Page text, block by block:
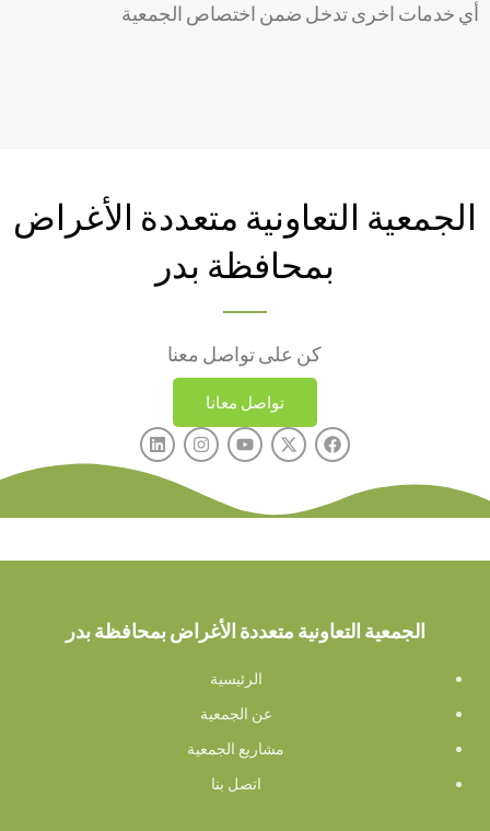
أي خدمات اخرى تدخل ضمن اختصاص الجمعية
الجمعية التعاونية متعددة الأغراض
بمحافظة بدر
كن على تواصل معنا
تواصل معانا
الجمعية التعاونية متعددة الأغراض بمحافظة بدر
الرئيسية
عن الجمعية
مشاريع الجمعية
اتصل بنا